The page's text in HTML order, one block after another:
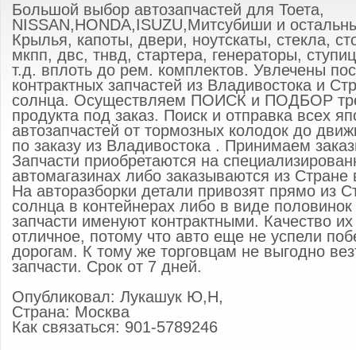
Большой выбор автозапчастей для Тоета,
NISSAN,HONDA,ISUZU,Митсубиши и
Крылья, капоты, двери, ноутскаты, стекла,
мкпп, двс, тнвд, стартера, генераторы,
т.д. вплоть до рем. комплектов. Увлечены
контрактных запчастей из Владивостока и
солнца. Осуществляем ПОИСК и ПОДБОР
продукта под заказ. Поиск и отправка всех
автозапчастей от тормозных колодок до
по заказу из Владивостока . Принимаем
Запчасти приобретаются на
автомагазинах либо заказываются из
На авторазборки детали привозят прямо из
солнца в контейнерах либо в виде
запчасти именуют контрактными. Качество
отличное, потому что авто еще не успели
дорогам. К тому же торговцам не выгодно
запчасти. Срок от 7 дней.
Опубликовал: Лукашук Ю,Н,
Страна: Москва
Как связаться: 901-5789246